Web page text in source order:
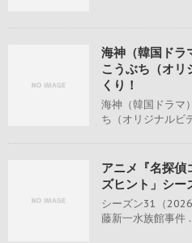
海神（韓国ドラ
こうぶち（オリ
くり！
海神（韓国ドラマ
ち（オリジナルビ
アニメ『名探偵
ズヒント」シー
シーズン31（
藤新一水族館事件